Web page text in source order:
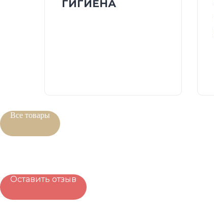
ГИГИЕНА
Все товары
Оставить отзыв